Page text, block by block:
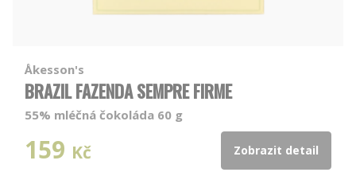
Åkesson's
BRAZIL FAZENDA SEMPRE FIRME
55% mléčná čokoláda 60 g
159 Kč Zobrazit detail